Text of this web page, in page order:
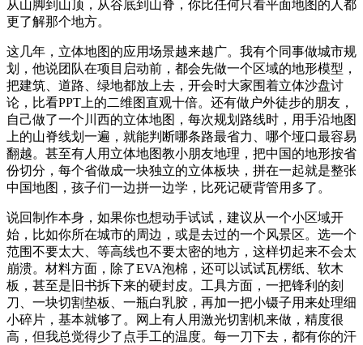
从山脚到山顶，从谷底到山脊，你比任何只看平面地图的人都
更了解那个地方。
这几年，立体地图的应用场景越来越广。我有个同事做城市规
划，他说团队在项目启动前，都会先做一个区域的地形模型，
把建筑、道路、绿地都放上去，开会时大家围着立体沙盘讨
论，比看PPT上的二维图直观十倍。还有做户外徒步的朋友，
自己做了一个川西的立体地图，每次规划路线时，用手沿地图
上的山脊线划一遍，就能判断哪条路最省力、哪个垭口最容易
翻越。甚至有人用立体地图教小朋友地理，把中国的地形按省
份切分，每个省做成一块独立的立体板块，拼在一起就是整张
中国地图，孩子们一边拼一边学，比死记硬背管用多了。
说回制作本身，如果你也想动手试试，建议从一个小区域开
始，比如你所在城市的周边，或是去过的一个风景区。选一个
范围不要太大、等高线也不要太密的地方，这样切起来不会太
崩溃。材料方面，除了EVA泡棉，还可以试试瓦楞纸、软木
板，甚至是旧书拆下来的硬封皮。工具方面，一把锋利的刻
刀、一块切割垫板、一瓶白乳胶，再加一把小镊子用来处理细
小碎片，基本就够了。网上有人用激光切割机来做，精度很
高，但我总觉得少了点手工的温度。每一刀下去，都有你的汗